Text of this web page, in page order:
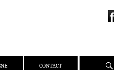
CONTACT Recherche